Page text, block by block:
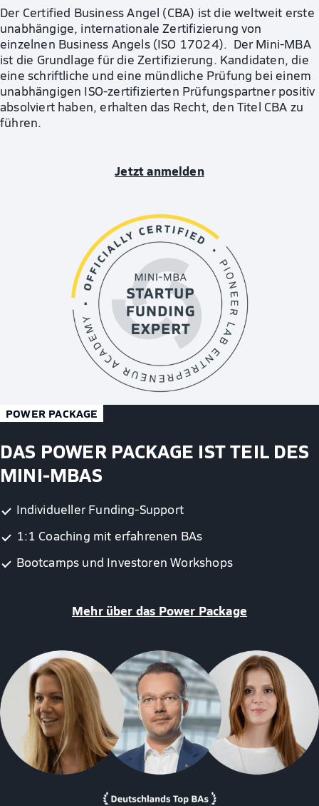
Der Certified Business Angel (CBA) ist die weltweit erste
unabhängige, internationale Zertifizierung von
einzelnen Business Angels (ISO 17024). Der Mini-MBA
ist die Grundlage für die Zertifizierung. Kandidaten, die
eine schriftliche und eine mündliche Prüfung bei einem
unabhängigen ISO-zertifizierten Prüfungspartner positiv
absolviert haben, erhalten das Recht, den Titel CBA zu
führen.
Jetzt anmelden
POWER PACKAGE
DAS POWER PACKAGE IST TEIL DES
MINI-MBAS
Individueller Funding-Support
1:1 Coaching mit erfahrenen BAs
Bootcamps und Investoren Workshops
Mehr über das Power Package